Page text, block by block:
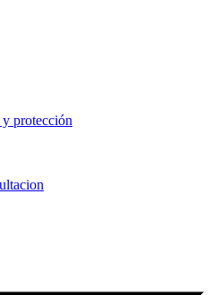
protección